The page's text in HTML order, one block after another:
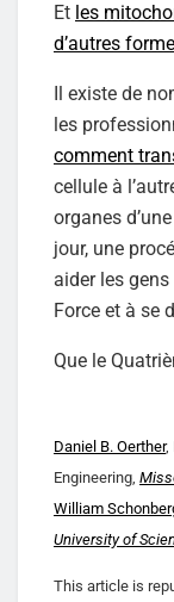
Et les
d’autres
Il existe de
les
comment
cellule à
organes
jour, une
aider les
Force et à se
Que le
Daniel B. Oerther,
Engineering,
William
University of
This article is